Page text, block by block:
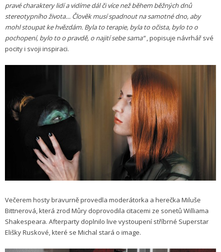
pravé charaktery lidí a vidíme dál či více než během běžných dnů
stereotypního života… Člověk musí spadnout na samotné dno, aby
mohl stoupat ke hvězdám. Byla to terapie, byla to očista, bylo to o
pochopení, bylo to o pravdě, o najití sebe sama“, popisuje návrhář své
pocity i svoji inspiraci.
Večerem hosty bravurně provedla moderátorka a herečka Miluše
Bittnerová, která zrod Můry doprovodila citacemi ze sonetů Williama
Shakespeara. Afterparty doplnilo live vystoupení stříbrné Superstar
Elišky Ruskové, které se Michal stará o image.